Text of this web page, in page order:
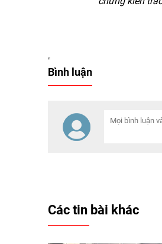
Bình luận
Các tin bài khác